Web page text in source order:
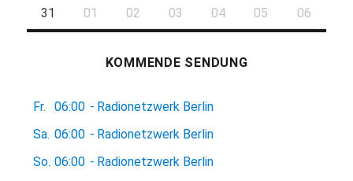
31 01 02 03 04 05 06
KOMMENDE SENDUNG
Fr. 06:00 - Radionetzwerk Berlin
Sa. 06:00 - Radionetzwerk Berlin
So. 06:00 - Radionetzwerk Berlin